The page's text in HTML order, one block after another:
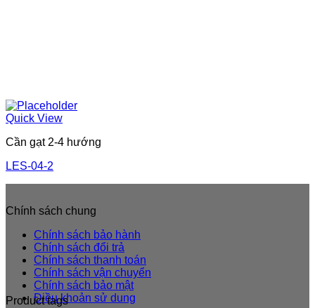
Quick View
Cần gạt 2-4 hướng
LES-04-2
Chính sách chung
Chính sách bảo hành
Chính sách đổi trả
Chính sách thanh toán
Chính sách vận chuyển
Chính sách bảo mật
Điều khoản sử dung
Product tags